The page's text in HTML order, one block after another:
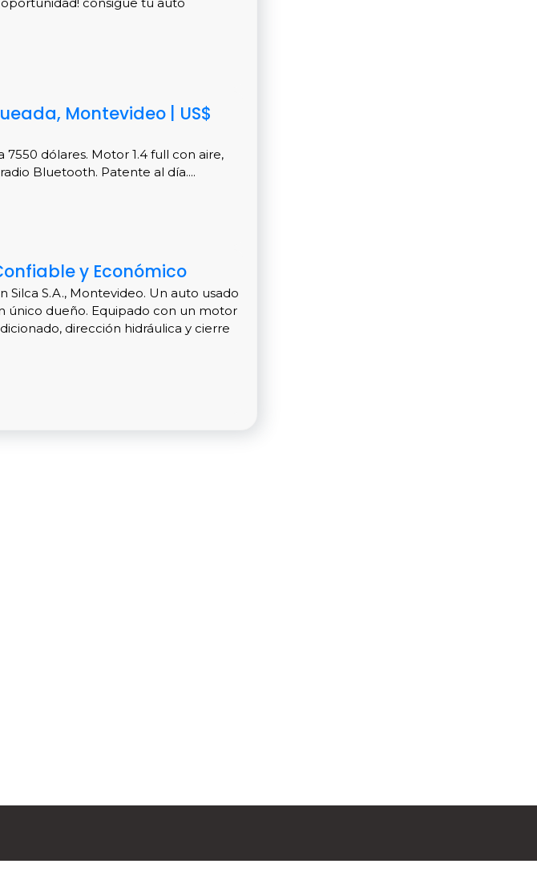
Montevideo | US$
7550 dólares. Motor 1.4 full con aire,
Bluetooth. Patente al día....
y Económico
Silca S.A., Montevideo. Un auto usado
único dueño. Equipado con un motor
dirección hidráulica y cierre